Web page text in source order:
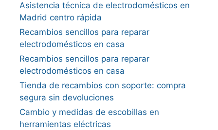
Asistencia técnica de electrodomésticos en
Madrid centro rápida
Recambios sencillos para reparar
electrodomésticos en casa
Recambios sencillos para reparar
electrodomésticos en casa
Tienda de recambios con soporte: compra
segura sin devoluciones
Cambio y medidas de escobillas en
herramientas eléctricas